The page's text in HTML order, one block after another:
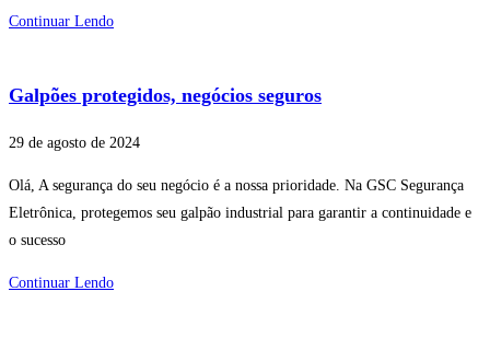
Continuar Lendo
Galpões protegidos, negócios seguros
29 de agosto de 2024
Olá, A segurança do seu negócio é a nossa prioridade. Na GSC Segurança
Eletrônica, protegemos seu galpão industrial para garantir a continuidade e
o sucesso
Continuar Lendo